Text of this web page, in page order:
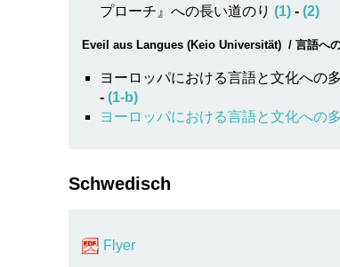
プローチ』への長い道のり (1) - (2)
Eveil aus Langues (Keio Universität) / 言語への
ヨーロッパにおける言語と文化への
- (1-b)
ヨーロッパにおける言語と文化への
Schwedisch
Flyer